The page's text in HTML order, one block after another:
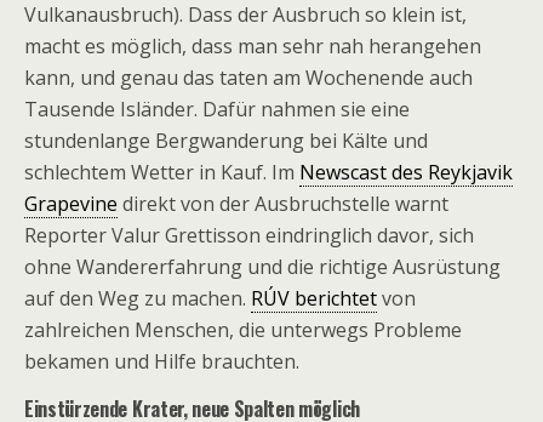
Vulkanausbruch). Dass der Ausbruch so klein ist,
macht es möglich, dass man sehr nah herangehen
kann, und genau das taten am Wochenende auch
Tausende Isländer. Dafür nahmen sie eine
stundenlange Bergwanderung bei Kälte und
schlechtem Wetter in Kauf. Im Newscast des Reykjavik
Grapevine direkt von der Ausbruchstelle warnt
Reporter Valur Grettisson eindringlich davor, sich
ohne Wandererfahrung und die richtige Ausrüstung
auf den Weg zu machen. RÚV berichtetvon
zahlreichen Menschen, die unterwegs Probleme
bekamen und Hilfe brauchten.
Einstürzende Krater, neue Spalten möglich